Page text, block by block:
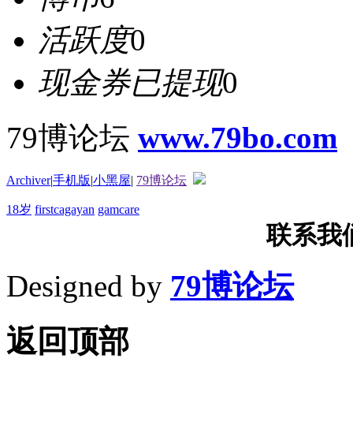
活跃度0
现金券已提现0
79博论坛 www.79bo.com
Archiver|手机版|小黑屋| 79博论坛
18岁 firstcagayan gamcare
联系我
Designed by 79博论坛
返回顶部